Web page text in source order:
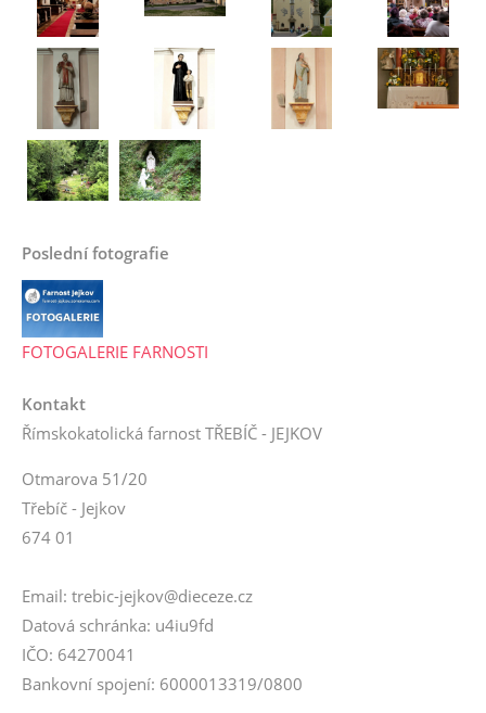
Poslední fotografie
FOTOGALERIE FARNOSTI
Kontakt
Římskokatolická farnost TŘEBÍČ - JEJKOV
Otmarova 51/20
Třebíč - Jejkov
674 01
Email: trebic-jejkov@dieceze.cz
Datová schránka: u4iu9fd
IČO: 64270041
Bankovní spojení: 6000013319/0800